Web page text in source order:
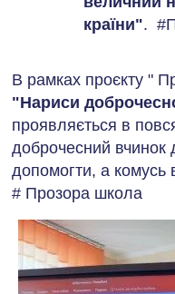
країни".
В рамках проєкту "
"Нариси
проявляється в
доброчесний вчинок
допомогти, а комусь
# Прозора школа